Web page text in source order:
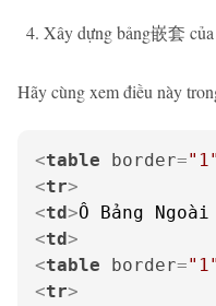
Xây dựng bảng嵌套
Hãy cùng xem điều này
<table border="1"
<tr>
<td>Ô Bảng
<td>
<table border="1"
<tr>